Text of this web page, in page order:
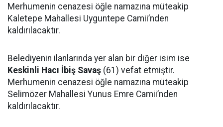
Merhumenin cenazesi öğle namazına müteakip
Kaletepe Mahallesi Uyguntepe Camii’nden
kaldırılacaktır.
Belediyenin ilanlarında yer alan bir diğer isim ise
Keskinli Hacı İbiş Savaş (61) vefat etmiştir.
Merhumenin cenazesi öğle namazına müteakip
Selimözer Mahallesi Yunus Emre Camii’nden
kaldırılacaktır.